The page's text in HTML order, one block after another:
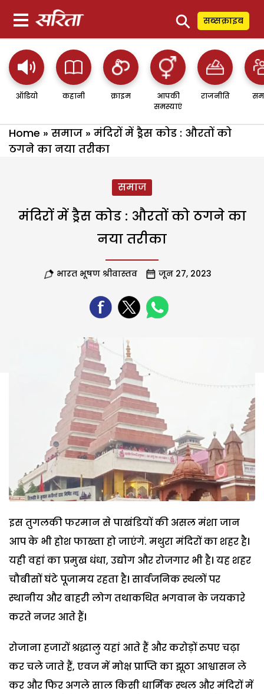
⚲ सब्सक्राइब
ऑडियो कहानी क्राइम
आपकी
समस्याएं
राजनीति
Home » समाज » मंदिरों में ड्रैस कोड : औरतों को
ठगने का नया तरीका
समाज
मंदिरों में ड्रैस कोड : औरतों को ठगने का
नया तरीका
भारत भूषण श्रीवास्तव जून 27, 2023
इस तुगलकी फरमान से पाखंडियों की असल मंशा जान
आप के भी होश फाख्ता हो जाएंगे. मथुरा मंदिरों का शहर है।
यही वहां का प्रमुख धंधा, उद्योग और रोजगार भी है। यह शहर
चौबीसों घंटे पूजामय रहता है। सार्वजनिक स्थलों पर
स्थानीय और बाहरी लोग तथाकथित भगवान के जयकारे
करते नजर आते हैं।
रोजाना हजारों श्रद्धालु यहां आते हैं और करोड़ों रुपए चढ़ा
कर चले जाते हैं, एवज में मोक्ष प्राप्ति का झूठा आश्वासन ले
कर और फिर अगले साल किसी धार्मिक स्थल और मंदिरों में